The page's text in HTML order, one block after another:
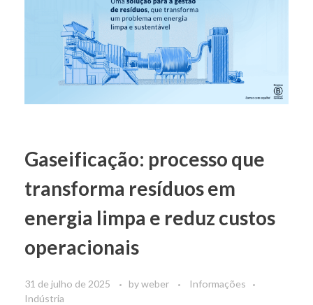
Gaseificação: processo que
transforma resíduos em
energia limpa e reduz custos
operacionais
31 de julho de 2025 byweber
Informações
Indústria